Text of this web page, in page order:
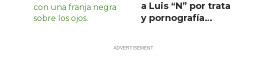
a Luis “N” por trata
y pornografía